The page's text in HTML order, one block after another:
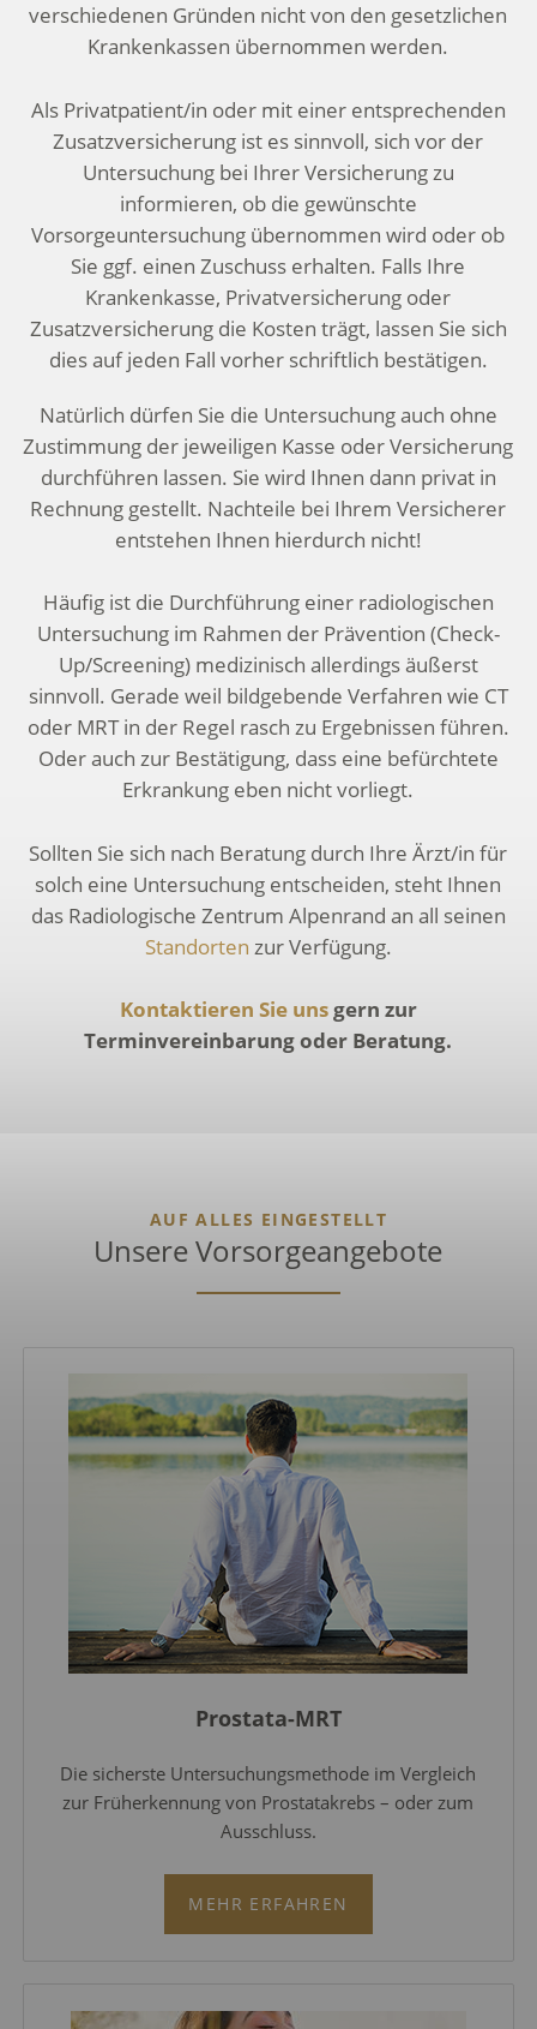
verschiedenen Gründen nicht von den gesetzlichen
Krankenkassen übernommen werden.
Als Privatpatient/in oder mit einer entsprechenden
Zusatzversicherung ist es sinnvoll, sich vor der
Untersuchung bei Ihrer Versicherung zu
informieren, ob die gewünschte
Vorsorgeuntersuchung übernommen wird oder ob
Sie ggf. einen Zuschuss erhalten. Falls Ihre
Krankenkasse, Privatversicherung oder
Zusatzversicherung die Kosten trägt, lassen Sie sich
dies auf jeden Fall vorher schriftlich bestätigen.
Natürlich dürfen Sie die Untersuchung auch ohne
Zustimmung der jeweiligen Kasse oder Versicherung
durchführen lassen. Sie wird Ihnen dann privat in
Rechnung gestellt. Nachteile bei Ihrem Versicherer
entstehen Ihnen hierdurch nicht!
Häufig ist die Durchführung einer radiologischen
Untersuchung im Rahmen der Prävention (Check-
Up/Screening) medizinisch allerdings äußerst
sinnvoll. Gerade weil bildgebende Verfahren wie CT
oder MRT in der Regel rasch zu Ergebnissen führen.
Oder auch zur Bestätigung, dass eine befürchtete
Erkrankung eben nicht vorliegt.
Sollten Sie sich nach Beratung durch Ihre Ärzt/in für
solch eine Untersuchung entscheiden, steht Ihnen
das Radiologische Zentrum Alpenrand an all seinen
Standorten zur Verfügung.
Kontaktieren Sie unsgern zur
Terminvereinbarung oder Beratung.
AUF ALLES EINGESTELLT
Unsere Vorsorgeangebote
Prostata-MRT
Die sicherste Untersuchungsmethode im Vergleich
zur Früherkennung von Prostatakrebs – oder zum
Ausschluss.
MEHR ERFAHREN